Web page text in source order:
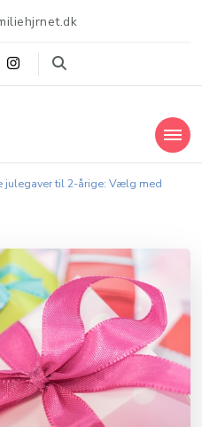
julegaver til 2-årige: Vælg med